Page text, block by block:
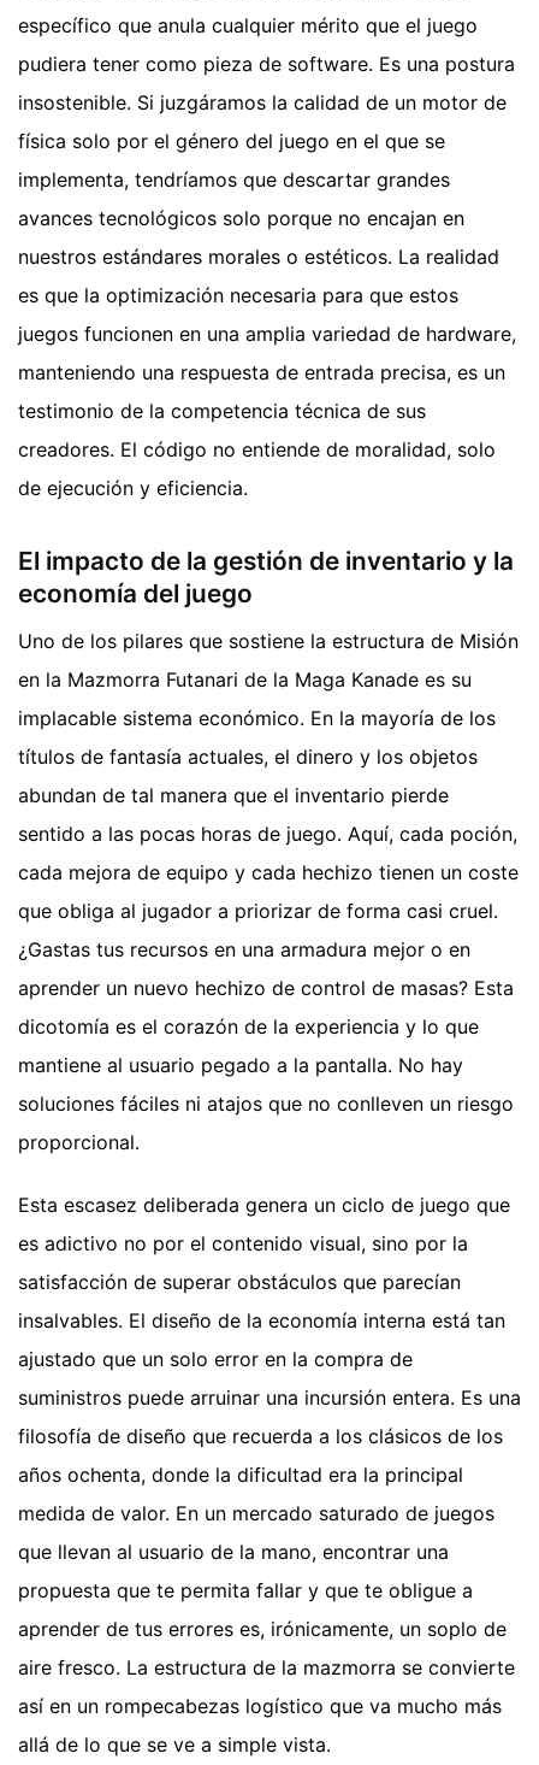
específico que anula cualquier mérito que el juego
pudiera tener como pieza de software. Es una postura
insostenible. Si juzgáramos la calidad de un motor de
física solo por el género del juego en el que se
implementa, tendríamos que descartar grandes
avances tecnológicos solo porque no encajan en
nuestros estándares morales o estéticos. La realidad
es que la optimización necesaria para que estos
juegos funcionen en una amplia variedad de hardware,
manteniendo una respuesta de entrada precisa, es un
testimonio de la competencia técnica de sus
creadores. El código no entiende de moralidad, solo
de ejecución y eficiencia.
El impacto de la gestión de inventario y la
economía del juego
Uno de los pilares que sostiene la estructura de Misión
en la Mazmorra Futanari de la Maga Kanade es su
implacable sistema económico. En la mayoría de los
títulos de fantasía actuales, el dinero y los objetos
abundan de tal manera que el inventario pierde
sentido a las pocas horas de juego. Aquí, cada poción,
cada mejora de equipo y cada hechizo tienen un coste
que obliga al jugador a priorizar de forma casi cruel.
¿Gastas tus recursos en una armadura mejor o en
aprender un nuevo hechizo de control de masas? Esta
dicotomía es el corazón de la experiencia y lo que
mantiene al usuario pegado a la pantalla. No hay
soluciones fáciles ni atajos que no conlleven un riesgo
proporcional.
Esta escasez deliberada genera un ciclo de juego que
es adictivo no por el contenido visual, sino por la
satisfacción de superar obstáculos que parecían
insalvables. El diseño de la economía interna está tan
ajustado que un solo error en la compra de
suministros puede arruinar una incursión entera. Es una
filosofía de diseño que recuerda a los clásicos de los
años ochenta, donde la dificultad era la principal
medida de valor. En un mercado saturado de juegos
que llevan al usuario de la mano, encontrar una
propuesta que te permita fallar y que te obligue a
aprender de tus errores es, irónicamente, un soplo de
aire fresco. La estructura de la mazmorra se convierte
así en un rompecabezas logístico que va mucho más
allá de lo que se ve a simple vista.